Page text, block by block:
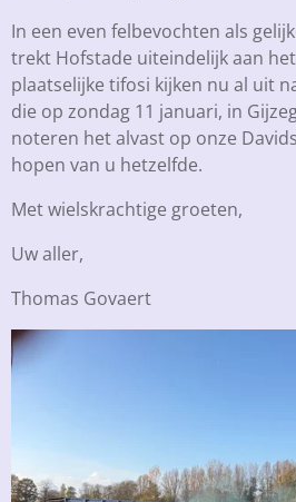
In een even felbevochten als
trekt Hofstade uiteindelijk aan
plaatselijke tifosi kijken nu al uit
die op zondag 11 januari, in
noteren het alvast op onze
hopen van u hetzelfde.
Met wielskrachtige groeten,
Uw aller,
Thomas Govaert